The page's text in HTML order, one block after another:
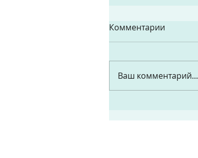
Комментарии
Ваш комментарий...